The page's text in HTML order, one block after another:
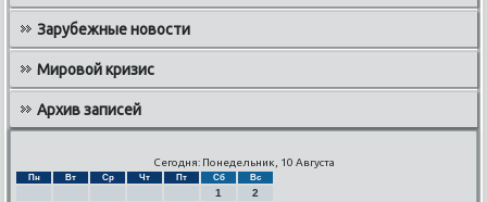
Зарубежные новости
Мировой кризис
Архив записей
Сегодня: Понедельник, 10 Августа
Пн Вт Ср Чт Пт Сб Вс
1
2